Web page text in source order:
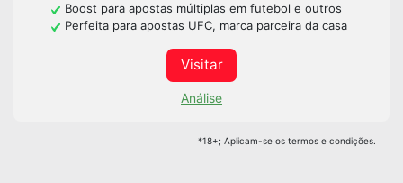
Boost para apostas múltiplas em futebol e outros
Perfeita para apostas UFC, marca parceira da casa
Visitar
Análise
*18+; Aplicam-se os termos e condições.